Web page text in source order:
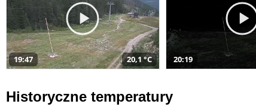
19:47 20,1 °C 20:19
Historyczne temperatury